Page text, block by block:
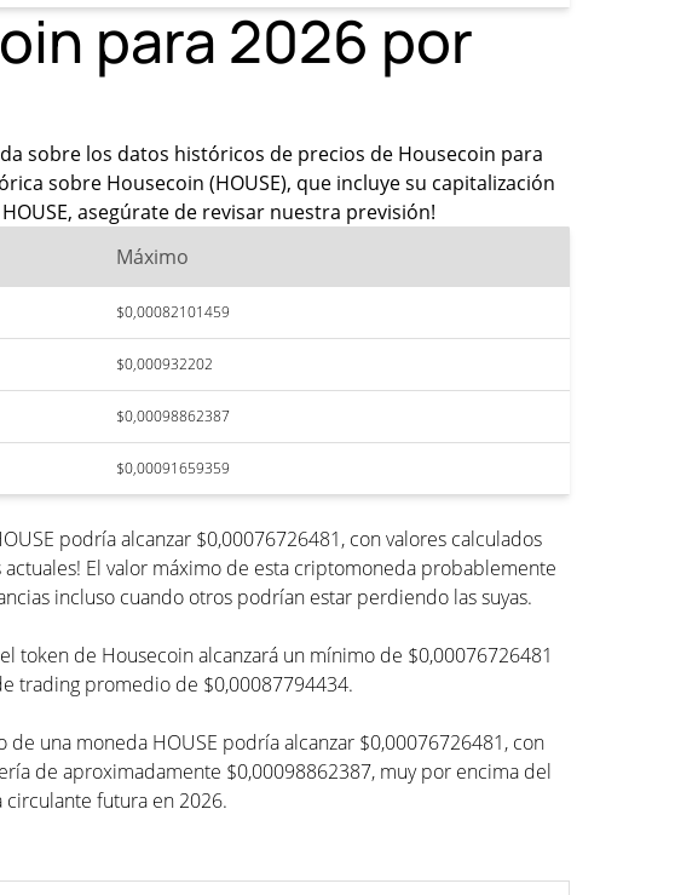
para 2026 por
sobre los datos históricos de precios de Housecoin para
sobre Housecoin (HOUSE), que incluye su capitalización
asegúrate de revisar nuestra previsión!
Máximo
$0,00082101459
$0,000932202
$0,00098862387
$0,00091659359
podría alcanzar $0,00076726481, con valores calculados
El valor máximo de esta criptomoneda probablemente
incluso cuando otros podrían estar perdiendo las suyas.
token de Housecoin alcanzará un mínimo de $0,00076726481
trading promedio de $0,00087794434.
una moneda HOUSE podría alcanzar $0,00076726481, con
de aproximadamente $0,00098862387, muy por encima del
futura en 2026.